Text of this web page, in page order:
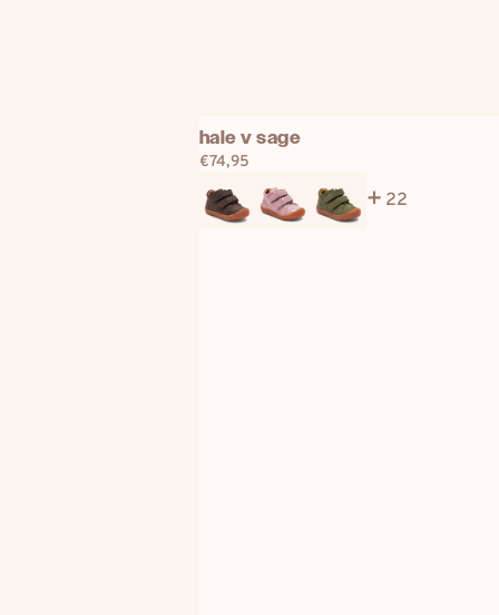
hale
v
sage
hale v sage
Regulärer
€74,95
22